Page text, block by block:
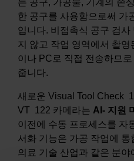
는 공구, 가공물, 기계의 손
한 공구를 사용함으로써 가
입니다. 비접촉식 공구 검
지 않고 작업 영역에서 촬영
이나 PC로 직접 전송하므
줍니다.
새로운 Visual Tool Check
VT 122 카메라는 AI‑ 지원
이전에 수동 프로세스를 자
서화 기능은 가공 작업에
의료 기술 산업과 같은 분야